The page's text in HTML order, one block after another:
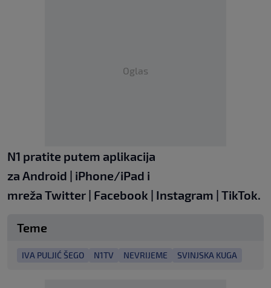
Oglas
N1 pratite putem aplikacija
za Android | iPhone/iPad i
mreža Twitter | Facebook | Instagram | TikTok.
Teme
IVA PULJIĆ ŠEGO N1TV NEVRIJEME SVINJSKA KUGA